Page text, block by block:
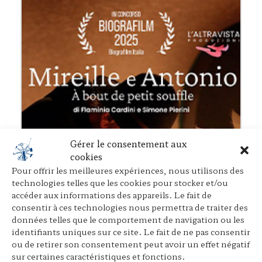
Gérer le consentement aux
cookies
Pour offrir les meilleures expériences, nous utilisons des
technologies telles que les cookies pour stocker et/ou
accéder aux informations des appareils. Le fait de
consentir à ces technologies nous permettra de traiter des
données telles que le comportement de navigation ou les
identifiants uniques sur ce site. Le fait de ne pas consentir
ou de retirer son consentement peut avoir un effet négatif
sur certaines caractéristiques et fonctions.